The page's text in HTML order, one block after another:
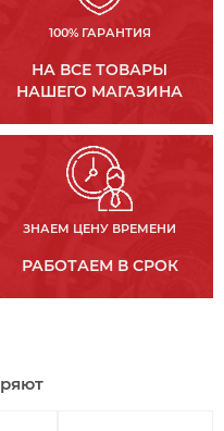
100% ГАРАНТИЯ
НА ВСЕ ТОВАРЫ
НАШЕГО МАГАЗИНА
ЗНАЕМ ЦЕНУ ВРЕМЕНИ
РАБОТАЕМ В СРОК